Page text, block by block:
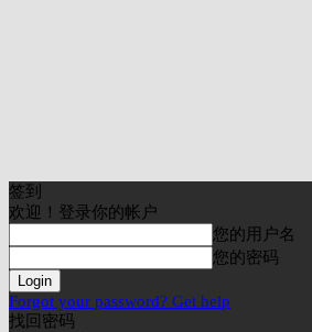
签到
欢迎！登录你的帐户
您的用户名
您的密码
Forgot your password? Get help
找回密码